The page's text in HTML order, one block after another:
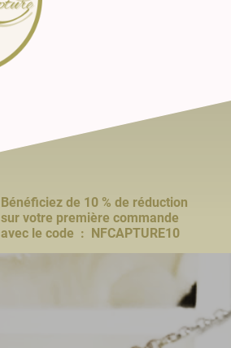
Bénéficiez de 10 % de réduction
sur votre première commande
avec le code : NFCAPTURE10